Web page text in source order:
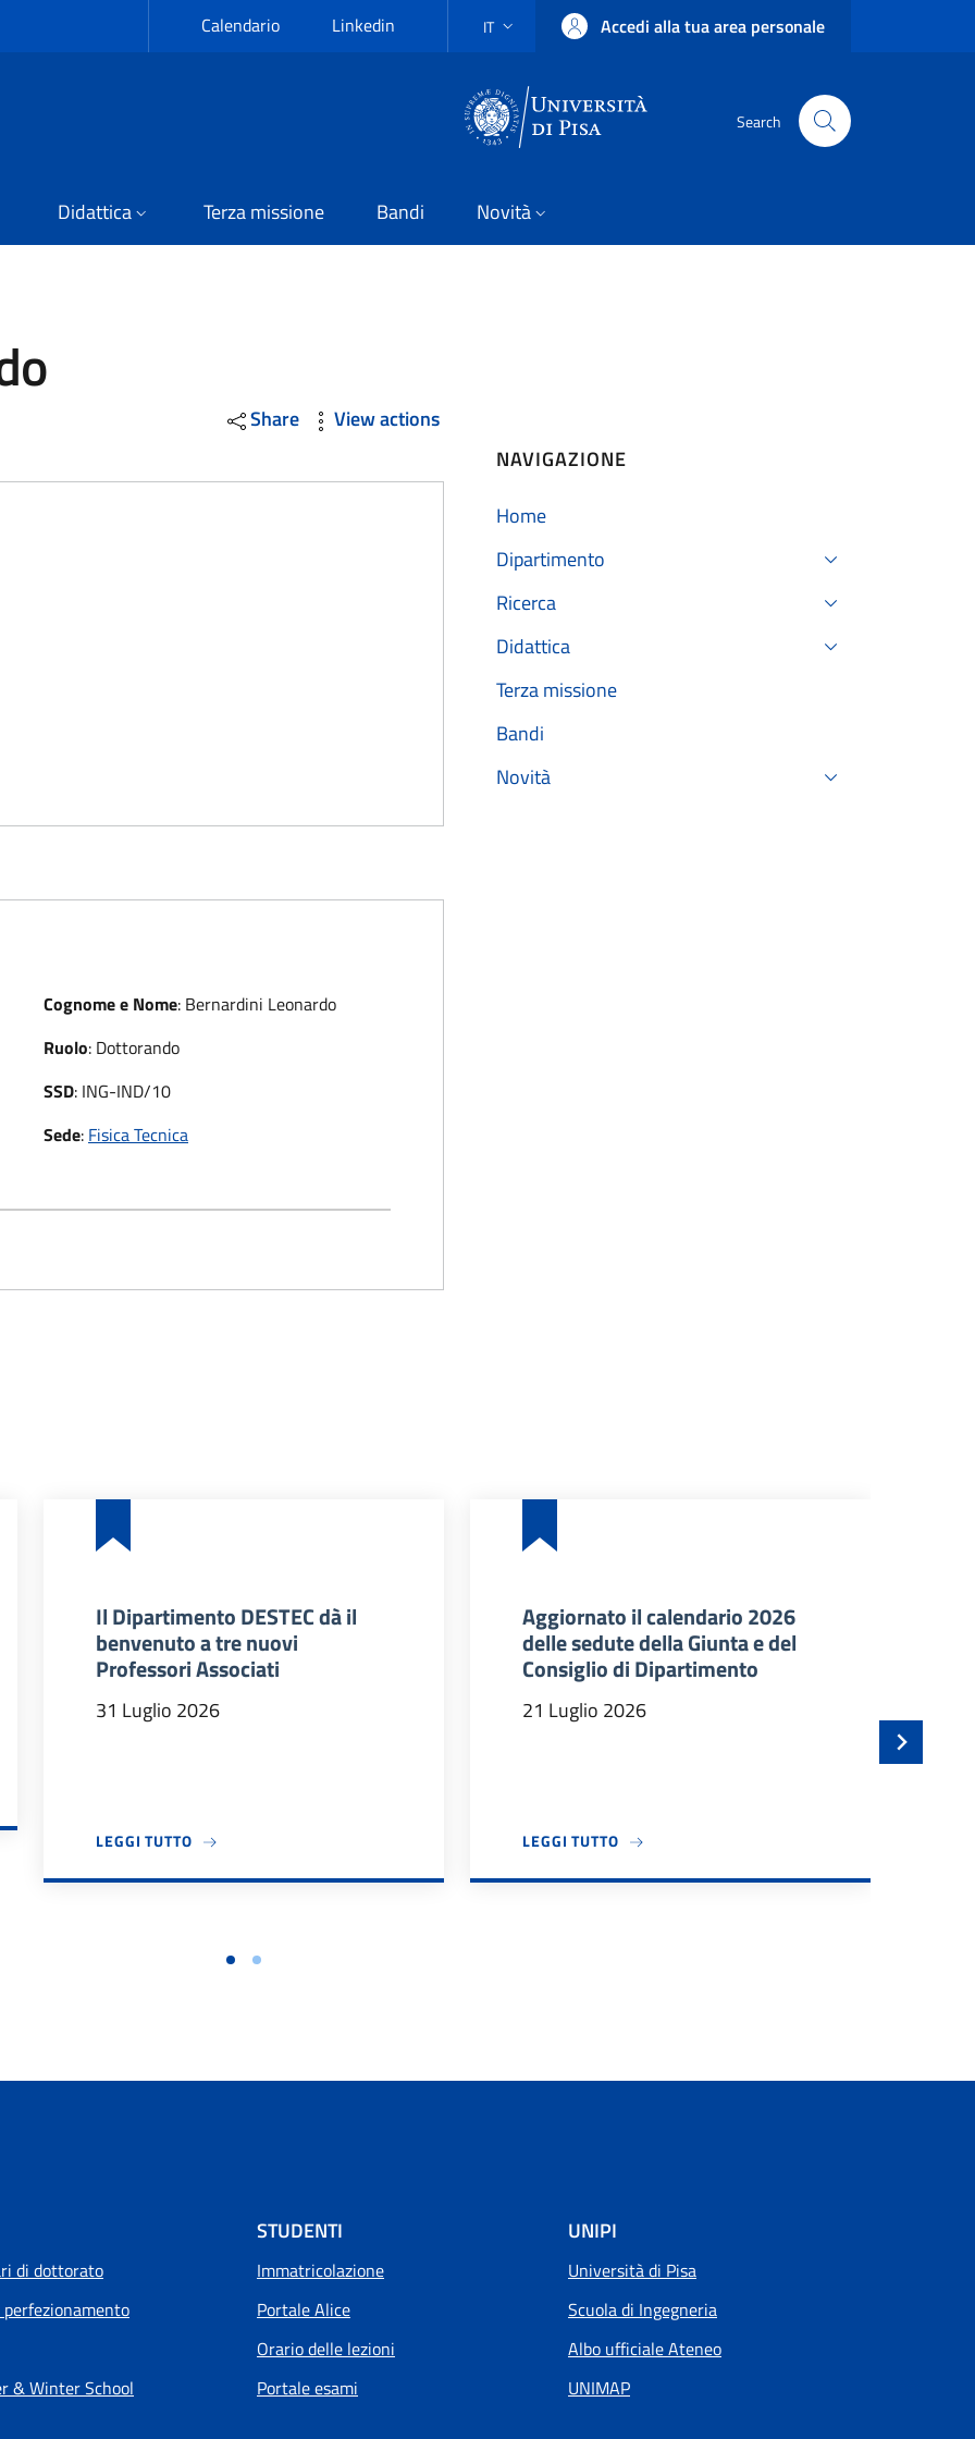
Calendario Linkedin SELETTORE LINGUA: CURRENT LANGUAGE
IT
Accedi alla tua area personale
Search
Didattica Terza missione Bandi Novità
Share View actions
Cognome e Nome: Bernardini Leonardo
Ruolo: Dottorando
SSD: ING-IND/10
Sede: Fisica Tecnica
NAVIGAZIONE
Home
Dipartimento
Ricerca
Didattica
Terza missione
Bandi
Novità
Il Dipartimento DESTEC dà il
benvenuto a tre nuovi
Professori Associati
31 Luglio 2026
LEGGI TUTTOA PROPOSITO DI IL DIPARTIMENTO DESTEC DÀ IL BENVENUTO A TRE NUOVI PROFESSORI ASSOCIATI
Aggiornato il calendario 2026
delle sedute della Giunta e del
Consiglio di Dipartimento
21 Luglio 2026
LEGGI TUTTOA PROPOSITO DI AGGIORNATO IL
di dottorato
perfezionamento
& Winter School
STUDENTI
Immatricolazione
Portale Alice
Orario delle lezioni
Portale esami
UNIPI
Università di Pisa
Scuola di Ingegneria
Albo ufficiale Ateneo
UNIMAP